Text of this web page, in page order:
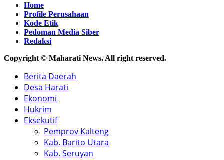
Home
Profile Perusahaan
Kode Etik
Pedoman Media Siber
Redaksi
Copyright © Maharati News. All right reserved.
Berita Daerah
Desa Harati
Ekonomi
Hukrim
Eksekutif
Pemprov Kalteng
Kab. Barito Utara
Kab. Seruyan